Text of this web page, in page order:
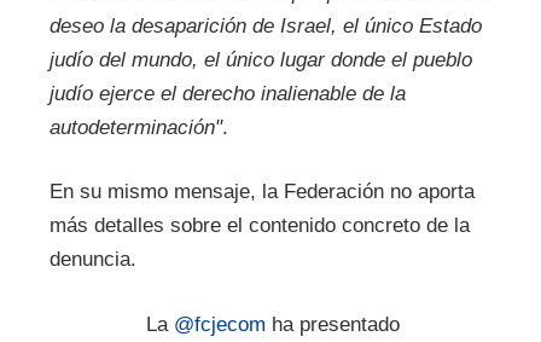
deseo la desaparición de Israel, el único Estado
judío del mundo, el único lugar donde el pueblo
judío ejerce el derecho inalienable de la
autodeterminación".
En su mismo mensaje, la Federación no aporta
más detalles sobre el contenido concreto de la
denuncia.
La @fcjecom ha presentado